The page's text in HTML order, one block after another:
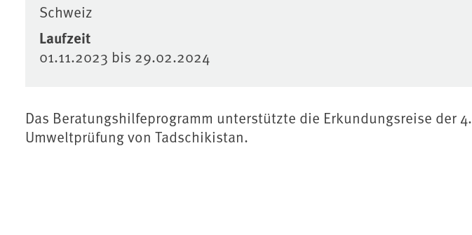
Schweiz
Laufzeit
01.11.2023 bis 29.02.2024
Das Beratungshilfeprogramm unterstützte die Erkundungsreise der 4.
Umweltprüfung von Tadschikistan.